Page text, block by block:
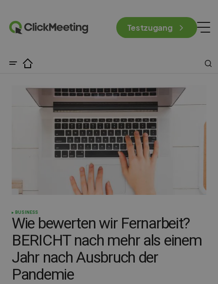
Testzugang
BUSINESS
Wie bewerten wir Fernarbeit?
BERICHT nach mehr als einem
Jahr nach Ausbruch der
Pandemie